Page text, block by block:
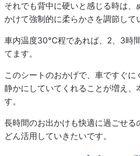
それでも背中に硬いと感じる時は、
かけて強制的に柔らかさを調節して
車内温度30℃程であれば、2、3時
てます。
このシートのおかげで、車ですぐに
静かにしていてくれることが増え、
す。
長時間のお出かけも快適に過ごせる
どん活用していきたいです。